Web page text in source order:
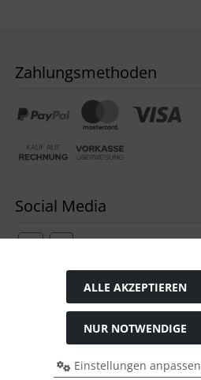
Zahlungsmethoden
Social Media
Widerrufsformular
ALLE AKZEPTIEREN
NUR NOTWENDIGE
Einstellungen anpassen